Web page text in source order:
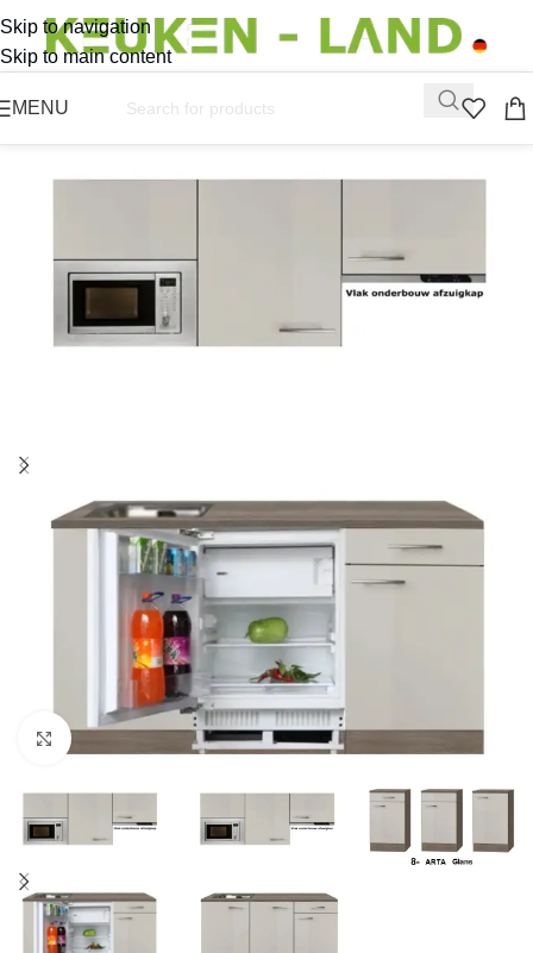
Skip to navigation
Skip to main content
MENU
Click to enlarge